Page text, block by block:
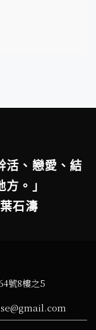
活、戀愛、結
。」
石濤
號8樓之5